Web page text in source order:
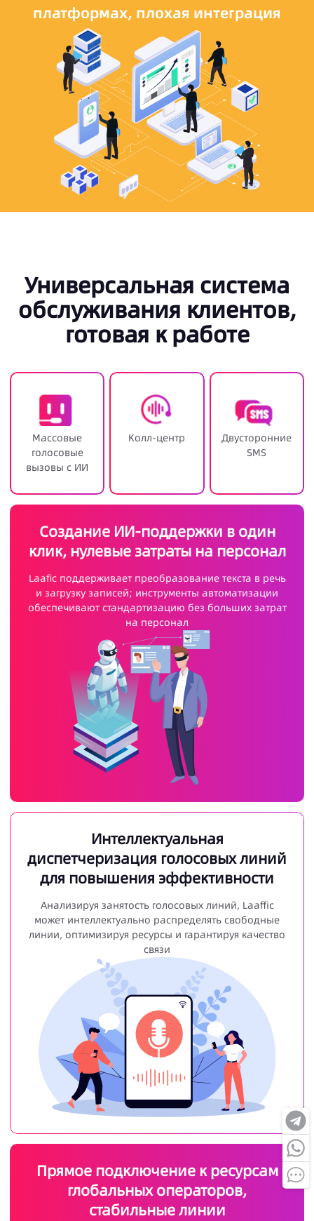
платформах, плохая интеграция
Универсальная система
обслуживания клиентов,
готовая к работе
Массовые
голосовые
вызовы с ИИ
Колл-центр
Двусторонние
SMS
Создание ИИ-поддержки в один
клик, нулевые затраты на персонал
Laafic поддерживает преобразование текста в речь
и загрузку записей; инструменты автоматизации
обеспечивают стандартизацию без больших затрат
на персонал
Интеллектуальная
диспетчеризация голосовых линий
для повышения эффективности
Анализируя занятость голосовых линий, Laaffic
может интеллектуально распределять свободные
линии, оптимизируя ресурсы и гарантируя качество
связи
Прямое подключение к ресурсам
глобальных операторов,
стабильные линии